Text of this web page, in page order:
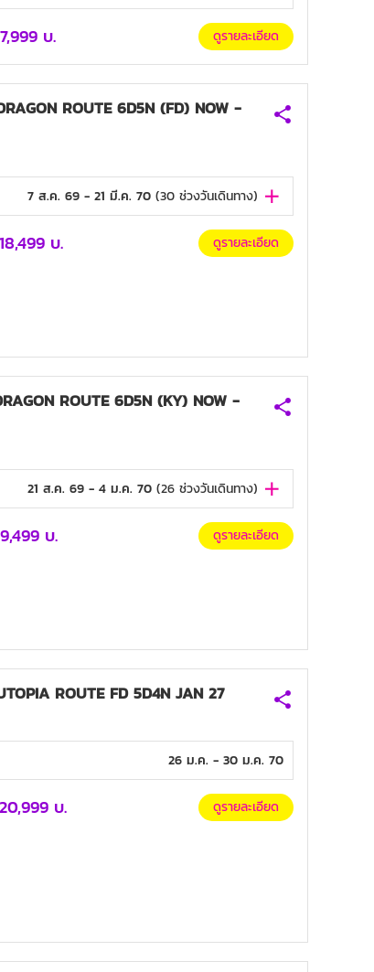
บ. ดูรายละเอียด
ROUTE 6D5N (FD) NOW -
7 ส.ค. 69 - 21 มี.ค. 70 (30ช่วงวันเดินทาง)
18,499 บ. ดูรายละเอียด
ROUTE 6D5N (KY) NOW -
21 ส.ค. 69 - 4 ม.ค. 70 (26ช่วงวันเดินทาง)
บ. ดูรายละเอียด
ROUTE FD 5D4N JAN 27
26 ม.ค. - 30 ม.ค. 70
20,999 บ. ดูรายละเอียด